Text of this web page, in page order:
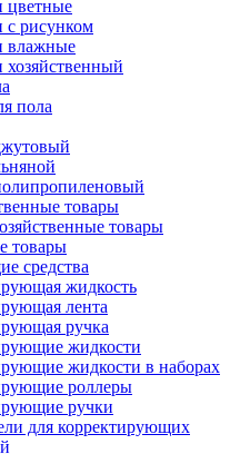
цветные
с рисунком
влажные
хозяйственный
пола
товары
товары
товары
средства
жидкость
лента
ручка
жидкости
жидкости в наборах
роллеры
ручки
для корректирующих